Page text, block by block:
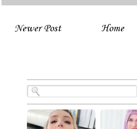
Newer Post Home